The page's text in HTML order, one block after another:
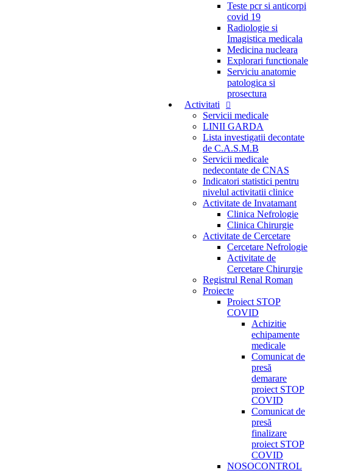
Teste pcr si anticorpi
covid 19
Radiologie si
Imagistica medicala
Medicina nucleara
Explorari functionale
Serviciu anatomie
patologica si
prosectura
Activitati
Servicii medicale
LINII GARDA
Lista investigatii decontate
de C.A.S.M.B
Servicii medicale
nedecontate de CNAS
Indicatori statistici pentru
nivelul activitatii clinice
Activitate de Invatamant
Clinica Nefrologie
Clinica Chirurgie
Activitate de Cercetare
Cercetare Nefrologie
Activitate de
Cercetare Chirurgie
Registrul Renal Roman
Proiecte
Proiect STOP
COVID
Achizitie
echipamente
medicale
Comunicat de
presă
demarare
proiect STOP
COVID
Comunicat de
presă
finalizare
proiect STOP
COVID
NOSOCONTROL